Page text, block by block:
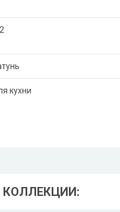
кухни
КОЛЛЕКЦИИ: